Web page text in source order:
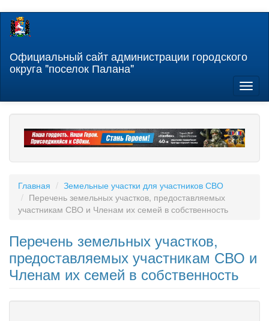
Перейти
содержанию
Официальный сайт администрации городского
округа "поселок Палана"
Главная
Земельные участки для участников СВО
Перечень земельных участков, предоставляемых
участникам СВО и Членам их семей в собственность
Перечень земельных участков,
предоставляемых участникам СВО и
Членам их семей в собственность